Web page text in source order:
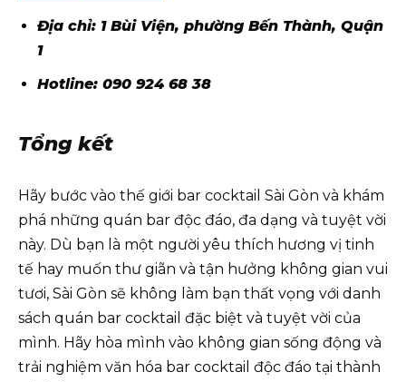
Địa chỉ: 1 Bùi Viện, phường Bến Thành, Quận
1
Hotline: 090 924 68 38
Tổng kết
Hãy bước vào thế giới bar cocktail Sài Gòn và khám
phá những quán bar độc đáo, đa dạng và tuyệt vời
này. Dù bạn là một người yêu thích hương vị tinh
tế hay muốn thư giãn và tận hưởng không gian vui
tươi, Sài Gòn sẽ không làm bạn thất vọng với danh
sách quán bar cocktail đặc biệt và tuyệt vời của
mình. Hãy hòa mình vào không gian sống động và
trải nghiệm văn hóa bar cocktail độc đáo tại thành